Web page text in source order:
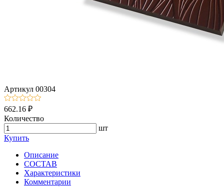
Артикул 00304
662.16 ₽
Количество
шт
Купить
Описание
СОСТАВ
Характеристики
Комментарии